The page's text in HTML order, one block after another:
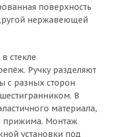
поверхность
нержавеющей
стекле
Ручку разделяют
с разных сторон
В
материала,
прижима. Монтаж
установки под